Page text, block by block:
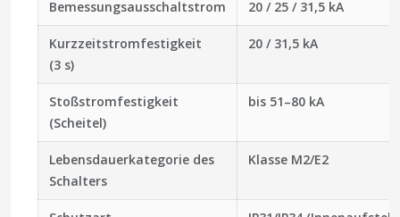
Bemessungsausschaltstrom 20 / 25 / 31,5 kA
Kurzzeitstromfestigkeit
(3 s)
20 / 31,5 kA
Stoßstromfestigkeit
(Scheitel)
bis 51–80 kA
Lebensdauerkategorie des
Schalters
Klasse M2/E2